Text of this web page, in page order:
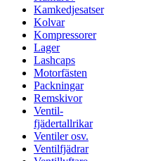
Kamkedjesatser
Kolvar
Kompressorer
Lager
Lashcaps
Motorfästen
Packningar
Remskivor
Ventil-
fjädertallrikar
Ventiler osv.
Ventilfjädrar